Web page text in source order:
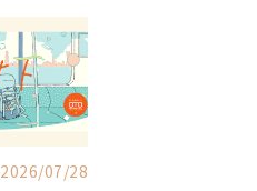
2026/07/28